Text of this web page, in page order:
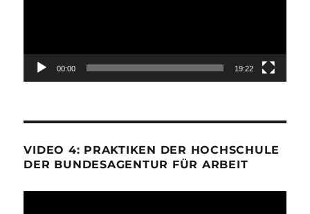
00:00 19:22
VIDEO 4: PRAKTIKEN DER HOCHSCHULE
DER BUNDESAGENTUR FÜR ARBEIT